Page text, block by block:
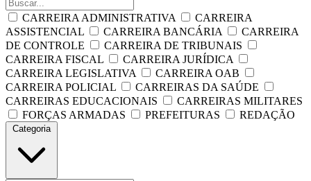
CARREIRA ADMINISTRATIVA
CARREIRA
ASSISTENCIAL
CARREIRA BANCÁRIA
CARREIRA
DE CONTROLE
CARREIRA DE TRIBUNAIS
CARREIRA FISCAL
CARREIRA JURÍDICA
CARREIRA LEGISLATIVA
CARREIRA OAB
CARREIRA POLICIAL
CARREIRAS DA SAÚDE
CARREIRAS EDUCACIONAIS
CARREIRAS MILITARES
FORÇAS ARMADAS
PREFEITURAS REDAÇÃO
Categoria